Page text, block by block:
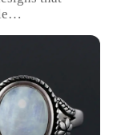
tear
of sets
who value